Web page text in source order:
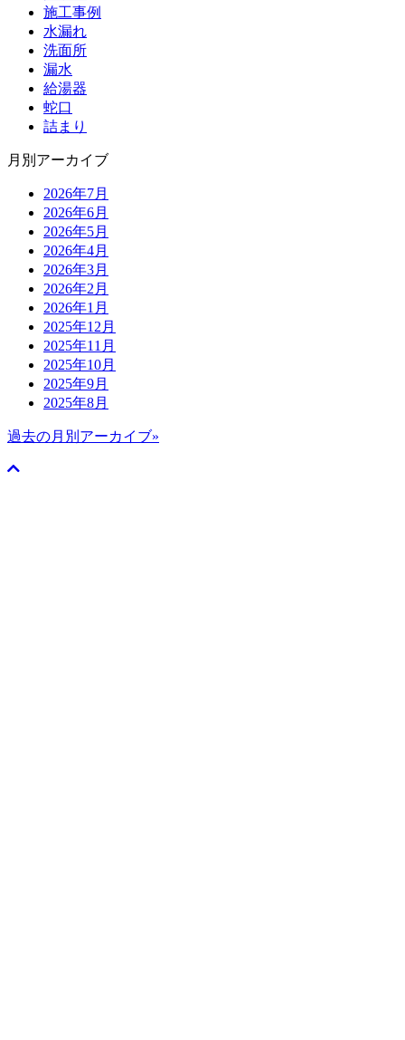
施工事例
水漏れ
洗面所
漏水
給湯器
蛇口
詰まり
月別アーカイブ
2026年7月
2026年6月
2026年5月
2026年4月
2026年3月
2026年2月
2026年1月
2025年12月
2025年11月
2025年10月
2025年9月
2025年8月
過去の月別アーカイブ»